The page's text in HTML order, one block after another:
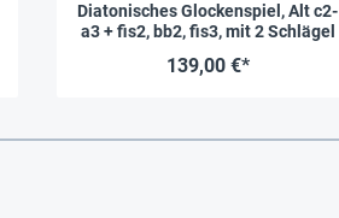
Diatonisches Glockenspiel, Alt c2-
a3 + fis2, bb2, fis3, mit 2 Schlägel
139,00 €*